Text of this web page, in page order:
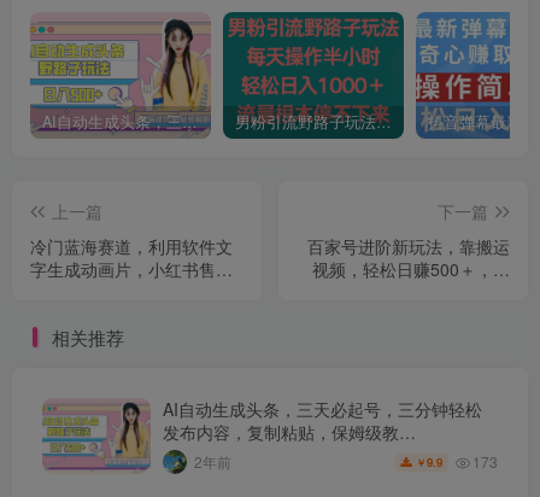
AI自动生成头条，三天必起号，三分钟轻松发布内容，复制粘贴，保姆级教… 男粉引流野路子玩法，每天操作半小时轻松日入1000＋，流量根本停不下来
上一篇
冷门蓝海赛道，利用软件文
字生成动画片，小红书售卖
下一篇
百家号进阶新玩法，靠搬运
视频，轻松日赚500＋，附
相关推荐
AI自动生成头条，三天必起号，三分钟轻松
发布内容，复制粘贴，保姆级教…
2年前 ￥9.9 173